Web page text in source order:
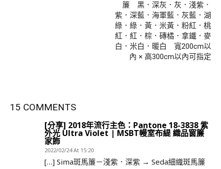
簾 黑．深灰．灰．淺紫．
紫．深藍．海軍藍．灰藍．湖
綠．綠．黃．米黃．粉紅．桃
紅．紅．棕．磚橘．拿鐵．麥
白．米白．暖白 寬200cm以
內 × 高300cm以內可指定
15 COMMENTS
[分享] 2018年流行主色：Pantone 18-3838 紫
外光 Ultra Violet | MSBT幔室布緹 織品窗簾
家飾
2022/02/24 At 15:20
[…] Sima斑馬簾－淺紫．深紫 → Seda細織斑馬簾